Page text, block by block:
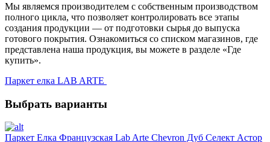
Мы являемся производителем с собственным производством
полного цикла, что позволяет контролировать все этапы
создания продукции — от подготовки сырья до выпуска
готового покрытия. Ознакомиться со списком магазинов, где
представлена наша продукция, вы можете в разделе «Где
купить».
Паркет елка LAB ARTE
Выбрать варианты
Паркет Елка Французская Lab Arte Chevron Дуб Селект Астор